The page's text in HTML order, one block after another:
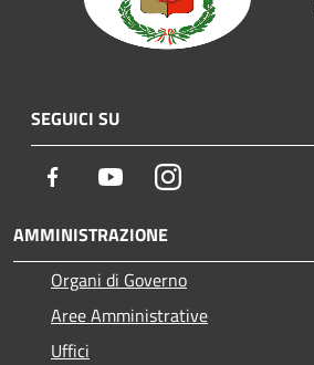
SEGUICI SU
Facebook YoutubeInstagram
AMMINISTRAZIONE
Organi di Governo
Aree Amministrative
Uffici